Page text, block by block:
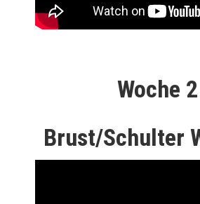
Woche 2
Brust/Schulter